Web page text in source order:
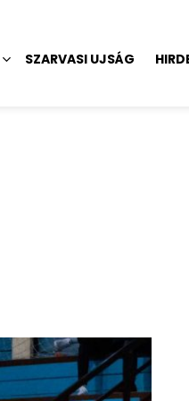
SZARVASI UJSÁG